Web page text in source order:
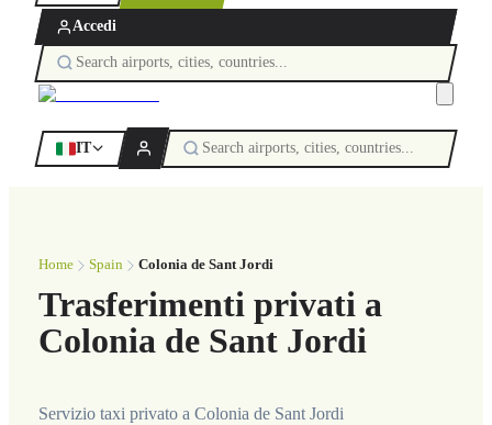
Accedi
IT
Home Spain Colonia de Sant Jordi
Trasferimenti privati a
Colonia de Sant Jordi
Servizio taxi privato a Colonia de Sant Jordi